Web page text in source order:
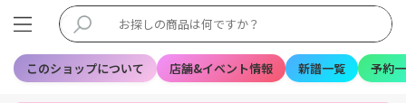
このショップについて 店舗&イベント情報 新譜一覧 予約